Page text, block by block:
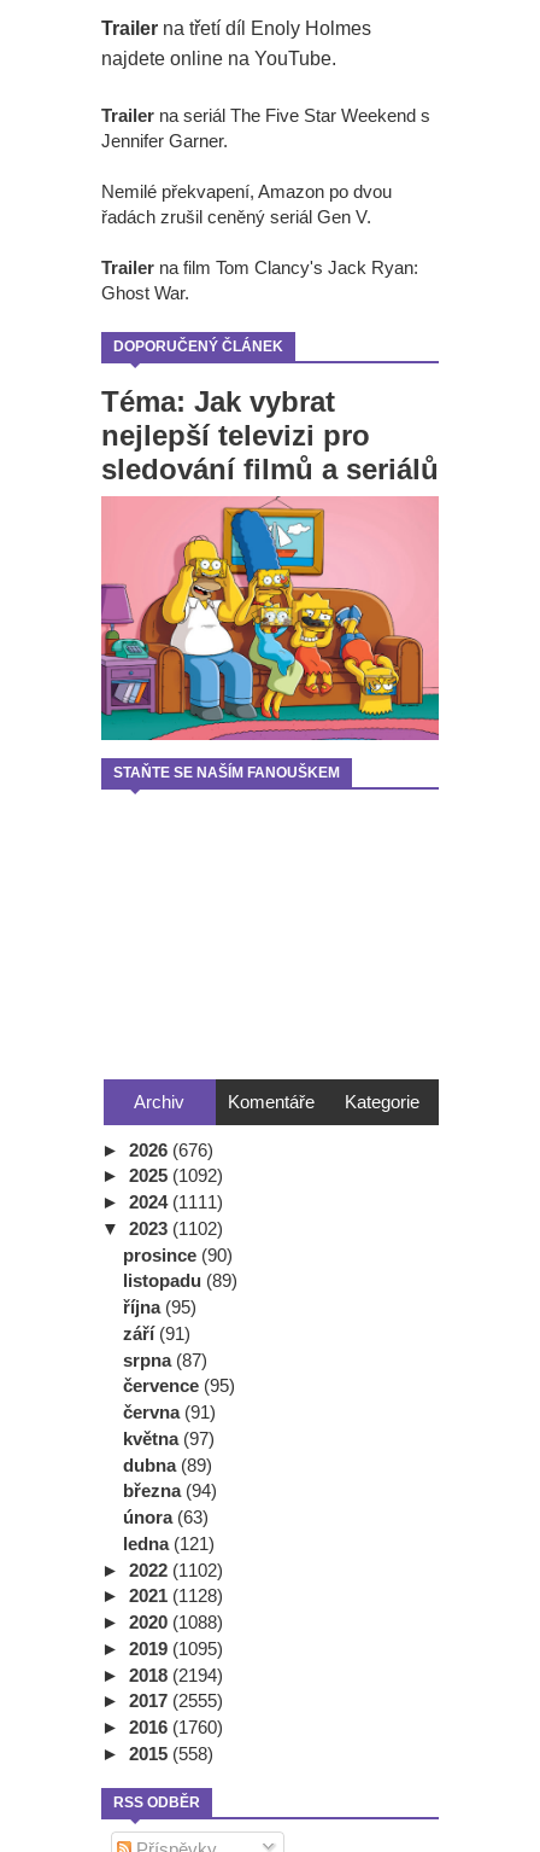
Trailer na třetí díl Enoly Holmes
najdete online na YouTube.
Trailer na seriál The Five Star Weekend s
Jennifer Garner.
Nemilé překvapení, Amazon po dvou
řadách zrušil ceněný seriál Gen V.
Trailer na film Tom Clancy's Jack Ryan:
Ghost War.
DOPORUČENÝ ČLÁNEK
Téma: Jak vybrat
nejlepší televizi pro
sledování filmů a seriálů
STAŇTE SE NAŠÍM FANOUŠKEM
Archiv Komentáře Kategorie
► 2026 (676)
► 2025 (1092)
► 2024 (1111)
▼ 2023 (1102)
prosince (90)
listopadu (89)
října (95)
září (91)
srpna (87)
července (95)
června (91)
května (97)
dubna (89)
března (94)
února (63)
ledna (121)
► 2022 (1102)
► 2021 (1128)
► 2020 (1088)
► 2019 (1095)
► 2018 (2194)
► 2017 (2555)
► 2016 (1760)
► 2015 (558)
RSS ODBĚR